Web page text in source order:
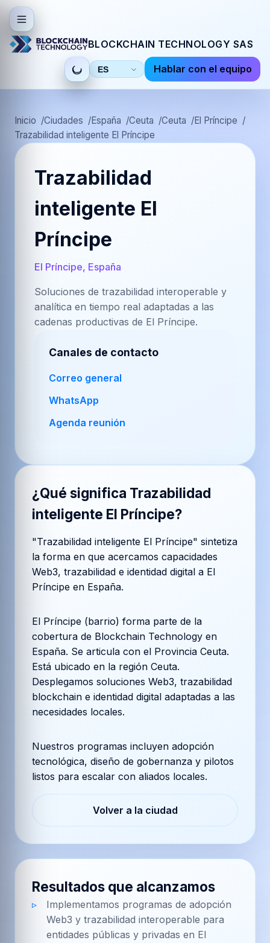
BLOCKCHAIN TECHNOLOGY SAS
Seleccionar
idioma
Hablar con el equipo
Inicio Ciudades España Ceuta Ceuta
El Príncipe
Trazabilidad inteligente El Príncipe
Trazabilidad
inteligente El
Príncipe
El Príncipe, España
Soluciones de trazabilidad interoperable y
analítica en tiempo real adaptadas a las
cadenas productivas de El Príncipe.
Canales de contacto
Correo general
WhatsApp
Agenda reunión
¿Qué significa Trazabilidad
inteligente El Príncipe?
"Trazabilidad inteligente El Príncipe" sintetiza
la forma en que acercamos capacidades
Web3, trazabilidad e identidad digital a El
Príncipe en España.
El Príncipe (barrio) forma parte de la
cobertura de Blockchain Technology en
España. Se articula con el Provincia Ceuta.
Está ubicado en la región Ceuta.
Desplegamos soluciones Web3, trazabilidad
blockchain e identidad digital adaptadas a las
necesidades locales.
Nuestros programas incluyen adopción
tecnológica, diseño de gobernanza y pilotos
listos para escalar con aliados locales.
Volver a la ciudad
Resultados que alcanzamos
Implementamos programas de adopción
Web3 y trazabilidad interoperable para
entidades públicas y privadas en El